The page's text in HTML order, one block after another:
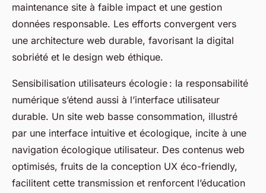
maintenance site à faible impact et une gestion
données responsable. Les efforts convergent vers
une architecture web durable, favorisant la digital
sobriété et le design web éthique.
Sensibilisation utilisateurs écologie : la responsabilité
numérique s’étend aussi à l’interface utilisateur
durable. Un site web basse consommation, illustré
par une interface intuitive et écologique, incite à une
navigation écologique utilisateur. Des contenus web
optimisés, fruits de la conception UX éco-friendly,
facilitent cette transmission et renforcent l’éducation